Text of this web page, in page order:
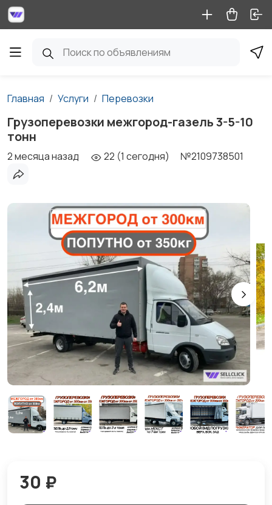
Главная Услуги Перевозки
Грузоперевозки межгород-газель 3-5-10
тонн
2 месяца назад 22 (1 сегодня) №2109738501
30 ₽